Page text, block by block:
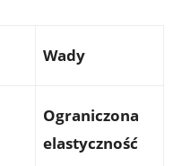
Wady
Ograniczona​
elastyczność